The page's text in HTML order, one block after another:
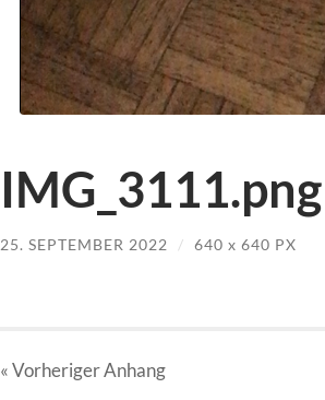
IMG_3111.png
25. SEPTEMBER 2022 / 640 x 640 PX
« VorherigerAnhang